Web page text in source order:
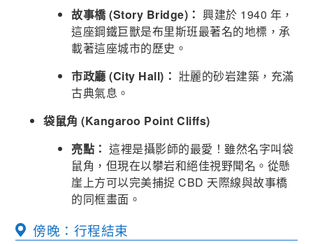
故事橋 (Story Bridge)： 興建於 1940 年，
這座鋼鐵巨獸是布里斯班最著名的地標，承
載著這座城市的歷史。
市政廳 (City Hall)： 壯麗的砂岩建築，充滿
古典氣息。
袋鼠角 (Kangaroo Point Cliffs)
亮點： 這裡是攝影師的最愛！雖然名字叫袋
鼠角，但現在以攀岩和絕佳視野聞名。從懸
崖上方可以完美捕捉 CBD 天際線與故事橋
的同框畫面。
傍晚：行程結束